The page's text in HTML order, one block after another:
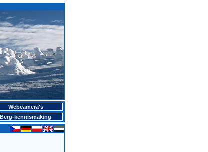
Webcamera's
Berg-kennismaking